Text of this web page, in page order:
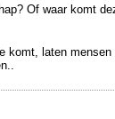
Of waar komt
komt, laten